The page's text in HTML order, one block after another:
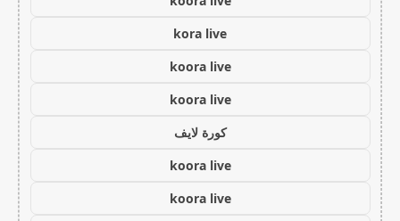
kora live
koora live
koora live
كورة لايف
koora live
koora live